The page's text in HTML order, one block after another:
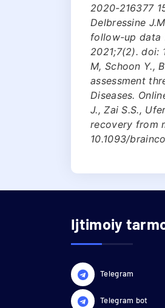
2020-216377
Delbressine
follow-up data
2021;7(2). doi:
M, Schoon Y.,
assessment
Diseases.
J., Zai S.S.,
recovery from
10.1093/
Ijtimoiy
Telegram
Telegram bot